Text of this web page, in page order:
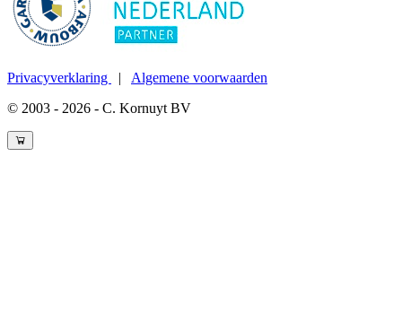
Privacyverklaring | Algemene voorwaarden
© 2003 - 2026 - C. Kornuyt BV